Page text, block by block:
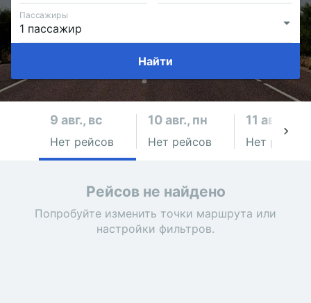
Пассажиры
Найти
9 авг., вс
Нет рейсов
10 авг., пн
Нет рейсов
11 авг., вт
Нет рейсов
Рейсов не найдено
Попробуйте изменить точки маршрута или
настройки фильтров.